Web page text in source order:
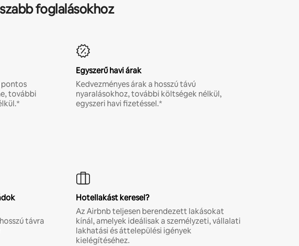
foglalásokhoz
pontos
további
Egyszerű havi árak
Kedvezményes árak a hosszú távú
nyaralásokhoz, további költségek nélkül,
egyszeri havi fizetéssel.*
távra
Hotellakást keresel?
Az Airbnb teljesen berendezett lakásokat
kínál, amelyek ideálisak a személyzeti, vállalati
lakhatási és áttelepülési igények
kielégítéséhez.